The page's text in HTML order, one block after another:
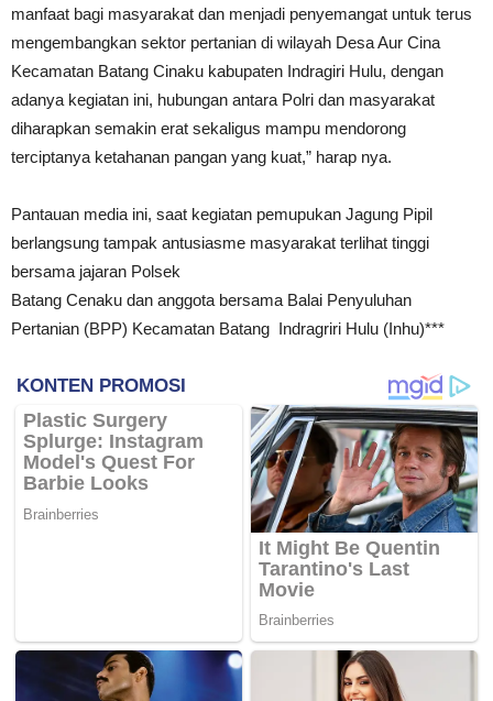
manfaat bagi masyarakat dan menjadi penyemangat untuk terus
mengembangkan sektor pertanian di wilayah Desa Aur Cina
Kecamatan Batang Cinaku kabupaten Indragiri Hulu, dengan
adanya kegiatan ini, hubungan antara Polri dan masyarakat
diharapkan semakin erat sekaligus mampu mendorong
terciptanya ketahanan pangan yang kuat,” harap nya.
Pantauan media ini, saat kegiatan pemupukan Jagung Pipil
berlangsung tampak antusiasme masyarakat terlihat tinggi
bersama jajaran Polsek
Batang Cenaku dan anggota bersama Balai Penyuluhan
Pertanian (BPP) Kecamatan Batang Indragriri Hulu (Inhu)***